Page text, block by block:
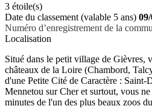
3 étoile(s)
Date du classement (valable 5 ans)
Numéro d’enregistrement de la
Localisation
Situé dans le petit village de Gièvres,
châteaux de la Loire (Chambord,
d'une Petite Cité de Caractère :
Mennetou sur Cher et surtout, vous
minutes de l'un des plus beaux zoos